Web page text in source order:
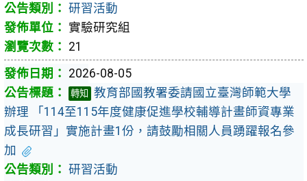
研習活動
實驗研究組
21
2026-08-05
轉知
教育部國教署委請國立臺灣師範大學
辦理 「114至115年度健康促進學校輔導計畫師資專業
成長研習」實施計畫1份，請鼓勵相關人員踴躍報名參
加
研習活動